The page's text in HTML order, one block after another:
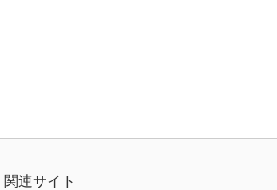
関連サイト